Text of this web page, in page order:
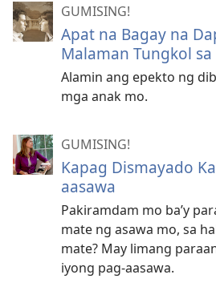
GUMISING!
Apat na Bagay na
Malaman Tungkol
Alamin ang epekto ng
mga anak mo.
GUMISING!
Kapag Dismayado
aasawa
Pakiramdam mo ba’y
mate ng asawa mo, sa
mate? May limang
iyong pag-aasawa.